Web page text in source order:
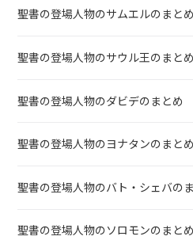
聖書の登場人物のサムエルのまとめ
聖書の登場人物のサウル王のまとめ
聖書の登場人物のダビデのまとめ
聖書の登場人物のヨナタンのまとめ
聖書の登場人物のバト・シェバの
聖書の登場人物のソロモンのまとめ